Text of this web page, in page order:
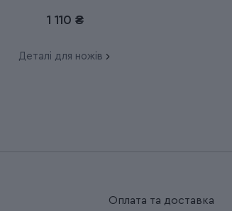
1 110 ₴
Деталі для ножів
Оплата та доставка